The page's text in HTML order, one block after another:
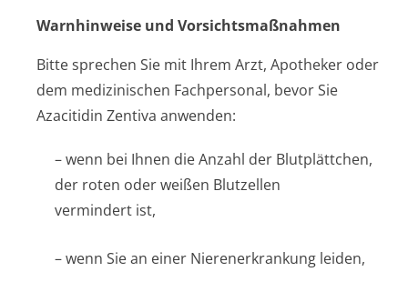
Warnhinweise und Vorsichtsmaßnahmen
Bitte sprechen Sie mit Ihrem Arzt, Apotheker oder
dem medizinischen Fachpersonal, bevor Sie
Azacitidin Zentiva anwenden:
– wenn bei Ihnen die Anzahl der Blutplättchen,
der roten oder weißen Blutzellen
vermindert ist,
– wenn Sie an einer Nierenerkrankung leiden,